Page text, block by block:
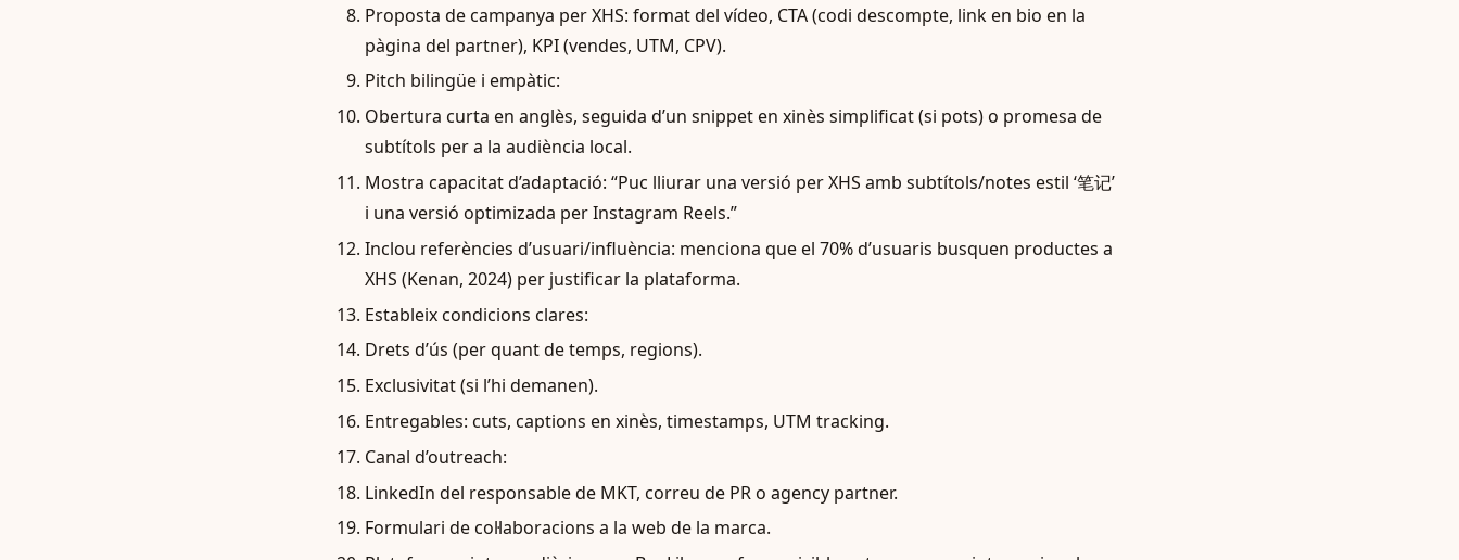
Proposta de campanya per XHS: format del vídeo, CTA (codi descompte, link en bio en la
pàgina del partner), KPI (vendes, UTM, CPV).
Pitch bilingüe i empàtic:
Obertura curta en anglès, seguida d’un snippet en xinès simplificat (si pots) o promesa de
subtítols per a la audiència local.
Mostra capacitat d’adaptació: “Puc lliurar una versió per XHS amb subtítols/notes estil ‘笔记’
i una versió optimizada per Instagram Reels.”
Inclou referències d’usuari/influència: menciona que el 70% d’usuaris busquen productes a
XHS (Kenan, 2024) per justificar la plataforma.
Estableix condicions clares:
Drets d’ús (per quant de temps, regions).
Exclusivitat (si l’hi demanen).
Entregables: cuts, captions en xinès, timestamps, UTM tracking.
Canal d’outreach:
LinkedIn del responsable de MKT, correu de PR o agency partner.
Formulari de col·laboracions a la web de la marca.